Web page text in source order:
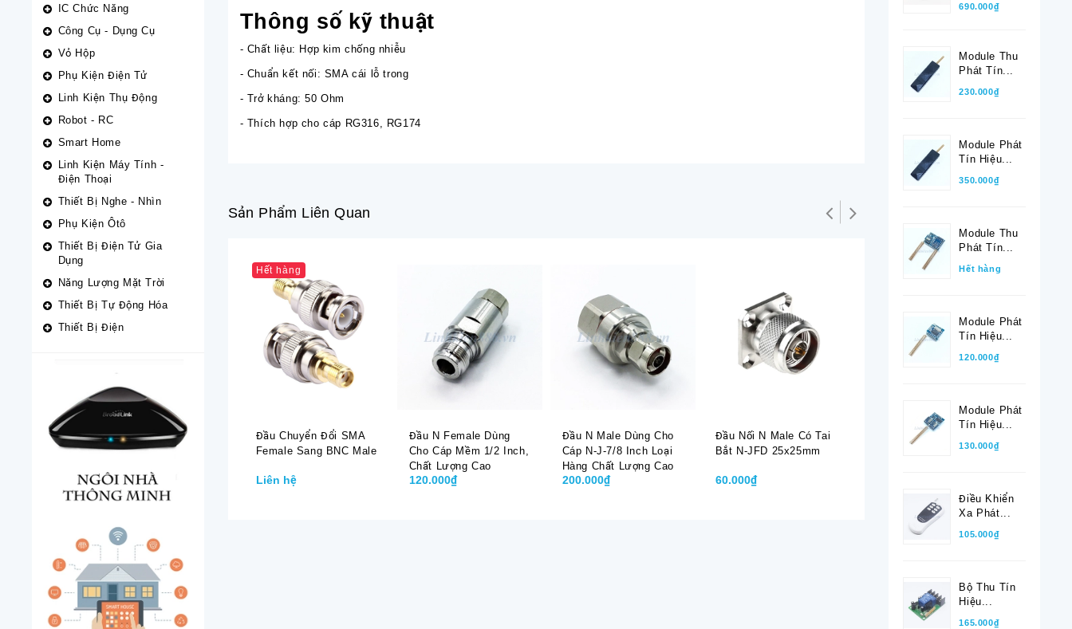
IC Chức Năng
Công Cụ - Dụng Cụ
Vỏ Hộp
Phụ Kiện Điện Tử
Linh Kiện Thụ Động
Robot - RC
Smart Home
Linh Kiện Máy Tính -
Điện Thoại
Thiết Bị Nghe - Nhìn
Phụ Kiện Ôtô
Thiết Bị Điện Tử Gia
Dụng
Năng Lượng Mặt Trời
Thiết Bị Tự Động Hóa
Thiết Bị Điện
Thông số kỹ thuật
- Chất liệu: Hợp kim chống nhiễu
- Chuẩn kết nối: SMA cái lỗ trong
- Trở kháng: 50 Ohm
- Thích hợp cho cáp RG316, RG174
Sản Phẩm Liên Quan
Hết hàng
Đầu Chuyển Đổi SMA
Female Sang BNC Male
Liên hệ
Đầu N Female Dùng
Cho Cáp Mềm 1/2 Inch,
Chất Lượng Cao
120.000₫
Đầu N Male Dùng Cho
Cáp N-J-7/8 Inch Loại
Hàng Chất Lượng Cao
200.000₫
Đầu Nối N Male Có Tai
Bắt N-JFD 25x25mm
60.000₫
Đầu Nối SMA-K-7
Female Dùng Cho Cáp
690.000₫
Module Thu
Phát Tín...
230.000₫
Module Phát
Tín Hiệu...
350.000₫
Module Thu
Phát Tín...
Hết hàng
Module Phát
Tín Hiệu...
120.000₫
Module Phát
Tín Hiệu...
130.000₫
Điều Khiển
Xa Phát...
105.000₫
Bộ Thu Tín
Hiệu...
165.000₫